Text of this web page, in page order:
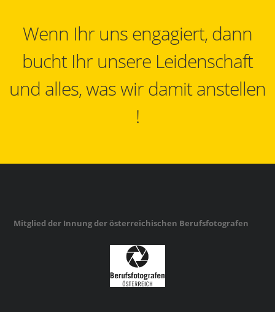
Wenn Ihr uns engagiert, dann
bucht Ihr unsere Leidenschaft
und alles, was wir damit anstellen
!
Mitglied der Innung der österreichischen Berufsfotografen